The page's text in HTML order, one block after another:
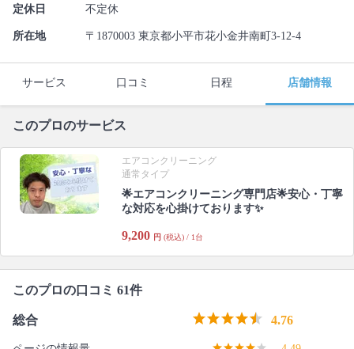
定休日 不定休
所在地 〒1870003 東京都小平市花小金井南町3-12-4
サービス 口コミ 日程 店舗情報
このプロのサービス
エアコンクリーニング
通常タイプ
🌟エアコンクリーニング専門店🌟安心・丁寧
な対応を心掛けております✨
9,200 円 (税込) / 1台
このプロの口コミ 61件
総合 4.76